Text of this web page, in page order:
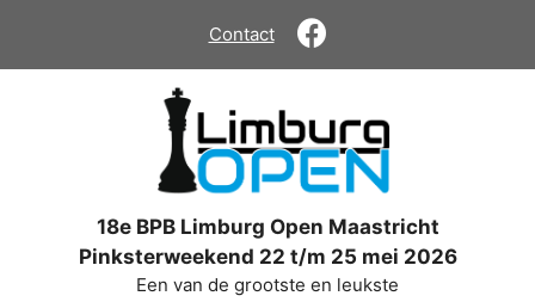
de
Contact
18e BPB Limburg Open Maastricht
Pinksterweekend 22 t/m 25 mei 2026
Een van de grootste en leukste